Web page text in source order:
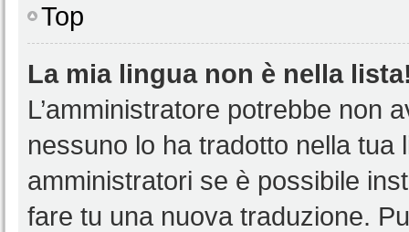
Top
La mia lingua non è nella
L’amministratore potrebbe non
nessuno lo ha tradotto nella tua
amministratori se è possibile
fare tu una nuova traduzione.